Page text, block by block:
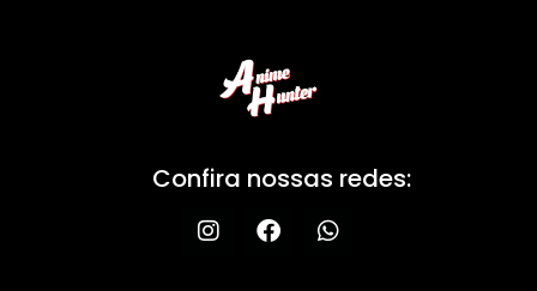
Confira nossas redes: